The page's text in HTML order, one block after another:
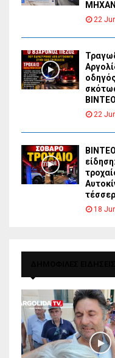
22
ΒΙΝΤΕΟ
22
18